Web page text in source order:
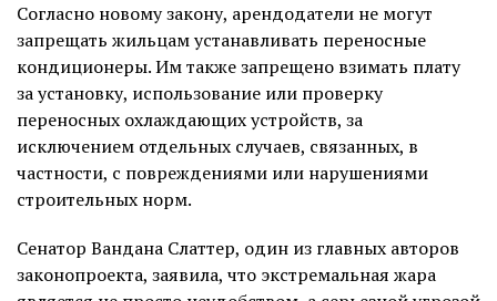
Согласно новому закону, арендодатели не могут
запрещать жильцам устанавливать переносные
кондиционеры. Им также запрещено взимать плату
за установку, использование или проверку
переносных охлаждающих устройств, за
исключением отдельных случаев, связанных, в
частности, с повреждениями или нарушениями
строительных норм.
Сенатор Вандана Слаттер, один из главных авторов
законопроекта, заявила, что экстремальная жара